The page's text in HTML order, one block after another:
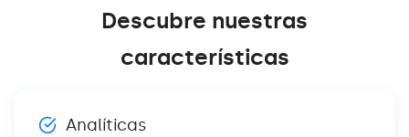
Descubre nuestras
características
Analíticas